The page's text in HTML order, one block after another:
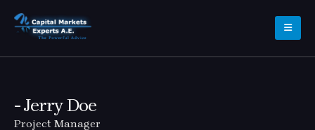
Jerry Doe
Project Manager